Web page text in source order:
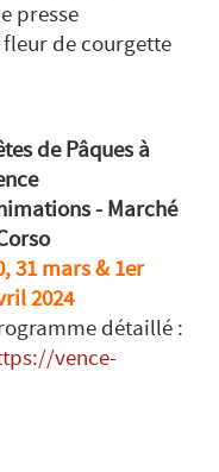
presse
de courgette
de Pâques à
- Marché
31 mars & 1er
2024
détaillé :
vence-